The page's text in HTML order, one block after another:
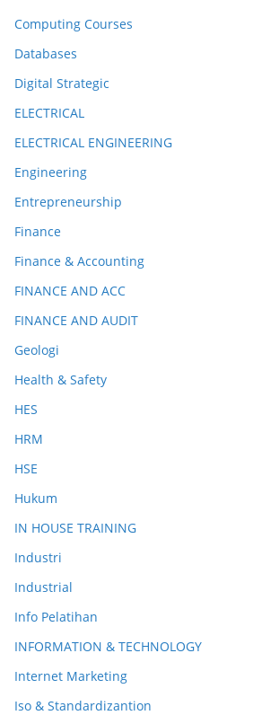
Computing Courses
Databases
Digital Strategic
ELECTRICAL
ELECTRICAL ENGINEERING
Engineering
Entrepreneurship
Finance
Finance & Accounting
FINANCE AND ACC
FINANCE AND AUDIT
Geologi
Health & Safety
HES
HRM
HSE
Hukum
IN HOUSE TRAINING
Industri
Industrial
Info Pelatihan
INFORMATION & TECHNOLOGY
Internet Marketing
Iso & Standardizantion